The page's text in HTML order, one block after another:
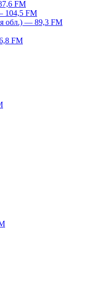
FM
104,5 FM
обл.) — 89,3 FM
FM